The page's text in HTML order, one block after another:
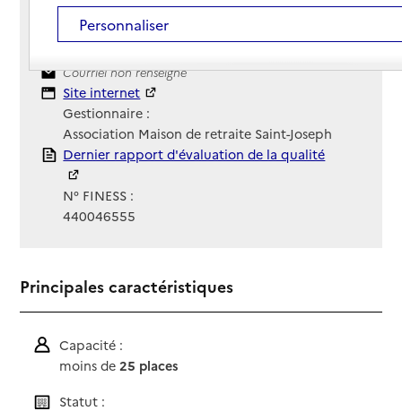
Voir itinéraire
Téléphone :
Contact
Courriel non renseigné
Site Internet
Site internet
Gestionnaire :
Association Maison de retraite Saint-Joseph
Rapport HAS
Dernier rapport d'évaluation de la qualité
N° FINESS :
440046555
Principales caractéristiques
Capacité :
moins de25 places
Statut :
Personnaliser